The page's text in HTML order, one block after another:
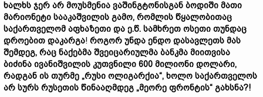
ხალხს ჯერ არ მოუსმენია ვაშინგტონისგან ბოდიში მათი
მარიონეტი სააკაშვილის გამო, რომლის წყალობითაც
საქართველომ აფხაზეთი და ე.წ. სამხრეთ ოსეთი თუნდაც
დროებით დაკარგა! როგორ უნდა ენდო დასავლეთს მას
შემდეგ, რაც ნაქებმა შვეიცარიულმა ბანკმა მიითვისა
ბიძინა ივანიშვილის კუთვნილი 600 მილიონი დოლარი,
რადგან ის თურმე „რუსი ოლიგარქია“, ხოლო საქართველოს
არ სურს რუსეთის წინააღმდეგ „მეორე ფრონტის“ გახსნა?!